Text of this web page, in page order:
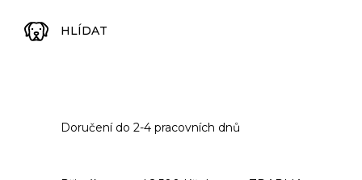
HLÍDAT
Doručení do 2-4 pracovních dnů